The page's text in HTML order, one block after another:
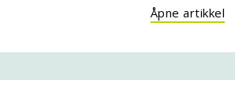
Åpne artikkel